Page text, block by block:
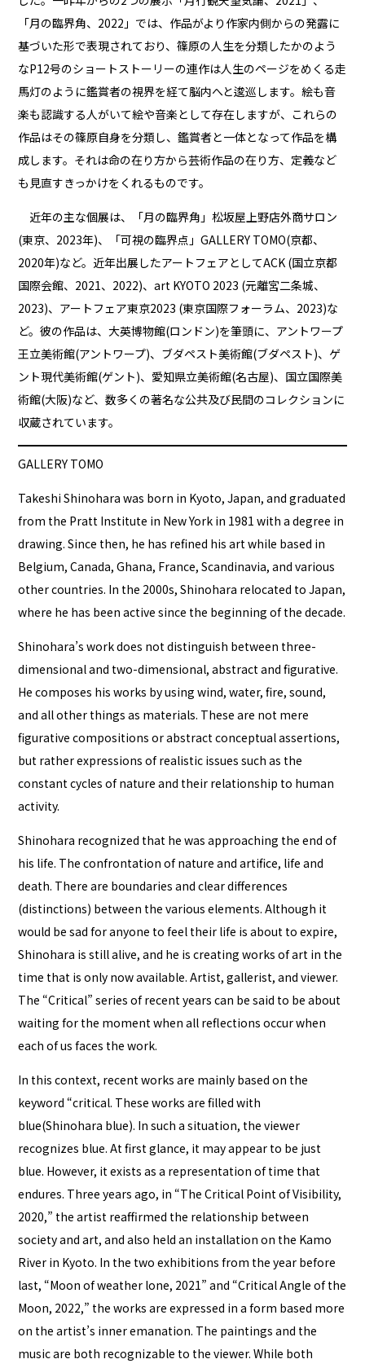
「月の臨界角、2022」では、作品がより作家内側からの発露に
基づいた形で表現されており、篠原の人生を分類したかのよう
なP12号のショートストーリーの連作は人生のページをめくる走
馬灯のように鑑賞者の視界を経て脳内へと逡巡します。絵も音
楽も認識する人がいて絵や音楽として存在しますが、これらの
作品はその篠原自身を分類し、鑑賞者と一体となって作品を構
成します。それは命の在り方から芸術作品の在り方、定義など
も見直すきっかけをくれるものです。
近年の主な個展は、「月の臨界角」松坂屋上野店外商サロン
(東京、2023年)、「可視の臨界点」GALLERY TOMO(京都、
2020年)など。近年出展したアートフェアとしてACK (国立京都
国際会館、2021、2022)、art KYOTO 2023 (元離宮二条城、
2023)、アートフェア東京2023 (東京国際フォーラム、2023)な
ど。彼の作品は、大英博物館(ロンドン)を筆頭に、アントワープ
王立美術館(アントワープ)、ブダペスト美術館(ブダペスト)、ゲ
ント現代美術館(ゲント)、愛知県立美術館(名古屋)、国立国際美
術館(大阪)など、数多くの著名な公共及び民間のコレクションに
収蔵されています。
GALLERY TOMO
Takeshi Shinohara was born in Kyoto, Japan, and graduated
from the Pratt Institute in New York in 1981 with a degree in
drawing. Since then, he has refined his art while based in
Belgium, Canada, Ghana, France, Scandinavia, and various
other countries. In the 2000s, Shinohara relocated to Japan,
where he has been active since the beginning of the decade.
Shinohara’s work does not distinguish between three-
dimensional and two-dimensional, abstract and figurative.
He composes his works by using wind, water, fire, sound,
and all other things as materials. These are not mere
figurative compositions or abstract conceptual assertions,
but rather expressions of realistic issues such as the
constant cycles of nature and their relationship to human
activity.
Shinohara recognized that he was approaching the end of
his life. The confrontation of nature and artifice, life and
death. There are boundaries and clear differences
(distinctions) between the various elements. Although it
would be sad for anyone to feel their life is about to expire,
Shinohara is still alive, and he is creating works of art in the
time that is only now available. Artist, gallerist, and viewer.
The “Critical” series of recent years can be said to be about
waiting for the moment when all reflections occur when
each of us faces the work.
In this context, recent works are mainly based on the
keyword “critical. These works are filled with
blue(Shinohara blue). In such a situation, the viewer
recognizes blue. At first glance, it may appear to be just
blue. However, it exists as a representation of time that
endures. Three years ago, in “The Critical Point of Visibility,
2020,” the artist reaffirmed the relationship between
society and art, and also held an installation on the Kamo
River in Kyoto. In the two exhibitions from the year before
last, “Moon of weather lone, 2021” and “Critical Angle of the
Moon, 2022,” the works are expressed in a form based more
on the artist’s inner emanation. The paintings and the
music are both recognizable to the viewer. While both